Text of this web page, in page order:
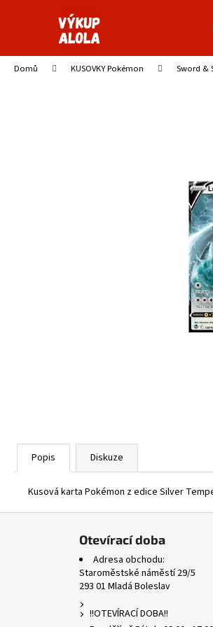
Domů KUSOVKY Pokémon Sword &
Popis Diskuze
Kusová karta Pokémon z edice Silver
í
Zpět
do
Zpět
do
ASCENDED HEROES HOLO
Otevírací doba
Adresa obchodu:
Staroměstské náměstí 29/5
293 01 Mladá Boleslav
!!OTEVÍRACÍ DOBA!!